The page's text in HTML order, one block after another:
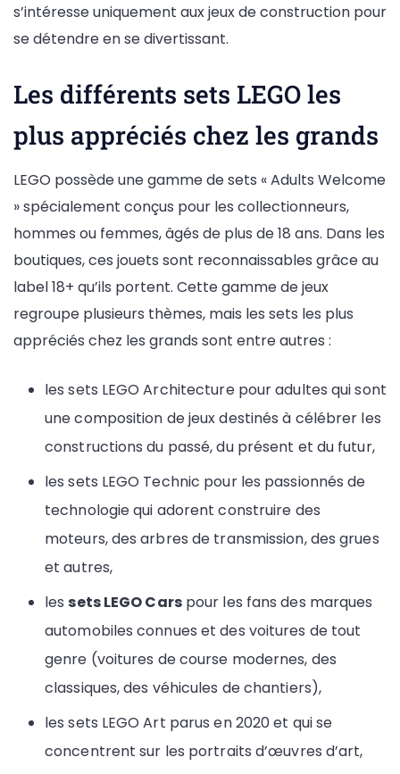
s’intéresse uniquement aux jeux de construction pour
se détendre en se divertissant.
Les différents sets LEGO les
plus appréciés chez les grands
LEGO possède une gamme de sets « Adults Welcome
» spécialement conçus pour les collectionneurs,
hommes ou femmes, âgés de plus de 18 ans. Dans les
boutiques, ces jouets sont reconnaissables grâce au
label 18+ qu’ils portent. Cette gamme de jeux
regroupe plusieurs thèmes, mais les sets les plus
appréciés chez les grands sont entre autres :
les sets LEGO Architecture pour adultes qui sont
une composition de jeux destinés à célébrer les
constructions du passé, du présent et du futur,
les sets LEGO Technic pour les passionnés de
technologie qui adorent construire des
moteurs, des arbres de transmission, des grues
et autres,
les sets LEGO Carspour les fans des marques
automobiles connues et des voitures de tout
genre (voitures de course modernes, des
classiques, des véhicules de chantiers),
les sets LEGO Art parus en 2020 et qui se
concentrent sur les portraits d’œuvres d’art,